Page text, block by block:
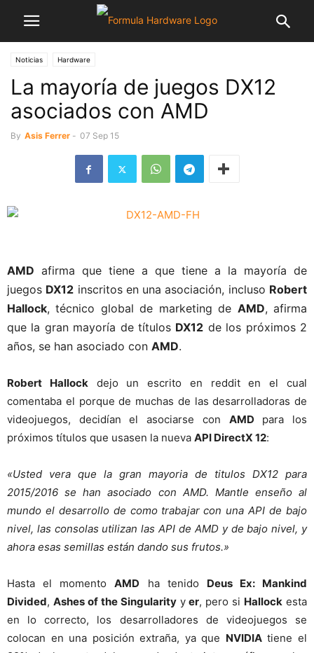
Noticias Hardware
La mayoría de juegos DX12
asociados con AMD
By Asis Ferrer - 07 Sep 15
AMD afirma que tiene a que tiene a la mayoría de
juegos DX12 inscritos en una asociación, incluso Robert
Hallock, técnico global de marketing de AMD, afirma
que la gran mayoría de títulos DX12 de los próximos 2
años, se han asociado con AMD.
Robert Hallockdejo un escrito en reddit en el cual
comentaba el porque de muchas de las desarrolladoras de
videojuegos, decidían el asociarse con AMD para los
próximos títulos que usasen la nueva API DirectX 12:
«Usted vera que la gran mayoria de titulos DX12 para
2015/2016 se han asociado con AMD. Mantle enseño al
mundo el desarrollo de como trabajar con una API de bajo
nivel, las consolas utilizan las API de AMD y de bajo nivel, y
ahora esas semillas están dando sus frutos.»
Hasta el momentoAMD ha tenido Deus Ex: Mankind
Divided, Ashes of the Singularityyer, pero si Hallock esta
en lo correcto, los desarrolladores de videojuegos se
colocan en una posición extraña, ya que NVIDIAtiene el